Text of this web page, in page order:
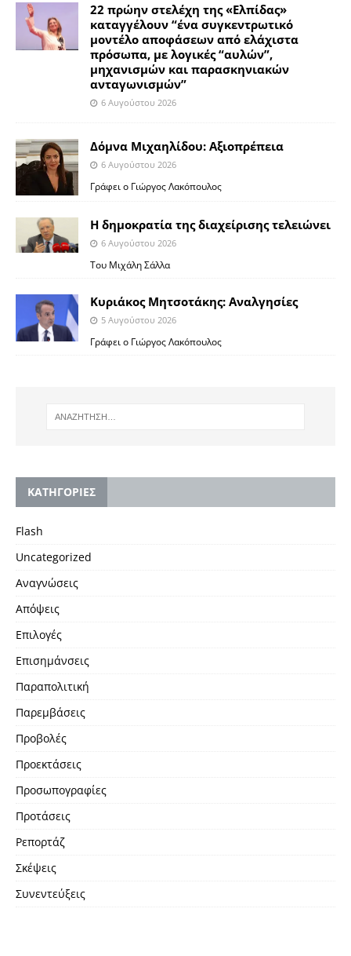
22 πρώην στελέχη της «Ελπίδας»
καταγγέλουν “ένα συγκεντρωτικό
μοντέλο αποφάσεων από ελάχιστα
πρόσωπα, με λογικές “αυλών”,
μηχανισμών και παρασκηνιακών
ανταγωνισμών”
6 Αυγούστου 2026
Δόμνα Μιχαηλίδου: Αξιοπρέπεια
6 Αυγούστου 2026
Γράφει ο Γιώργος Λακόπουλος
Η δημοκρατία της διαχείρισης τελειώνει
6 Αυγούστου 2026
Του Μιχάλη Σάλλα
Κυριάκος Μητσοτάκης: Αναλγησίες
5 Αυγούστου 2026
Γράφει ο Γιώργος Λακόπουλος
KΑΤΗΓΟΡΙΕΣ
Flash
Uncategorized
Αναγνώσεις
Απόψεις
Επιλογές
Επισημάνσεις
Παραπολιτική
Παρεμβάσεις
Προβολές
Προεκτάσεις
Προσωπογραφίες
Προτάσεις
Ρεπορτάζ
Σκέψεις
Συνεντεύξεις